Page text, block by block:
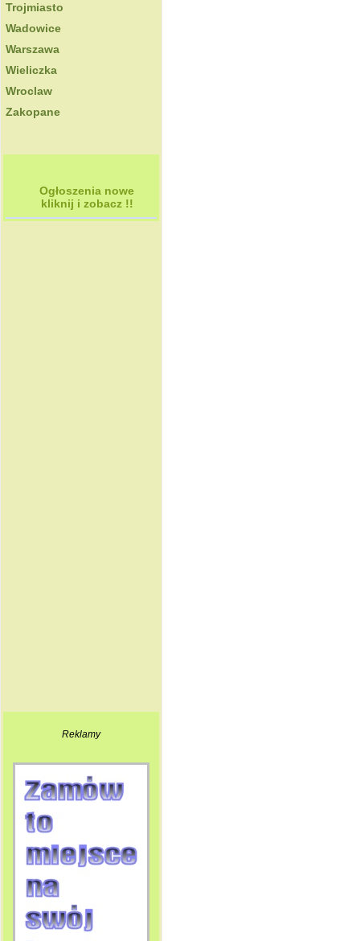
Trojmiasto
Wadowice
Warszawa
Wieliczka
Wroclaw
Zakopane
Ogłoszenia nowe
kliknij i zobacz !!
Reklamy